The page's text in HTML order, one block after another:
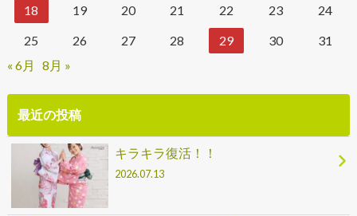
18
19 20 21 22 23
24
25
26 27 28 29 30
31
« 6月
8月 »
最近の投稿
キラキラ復活！！
2026.07.13